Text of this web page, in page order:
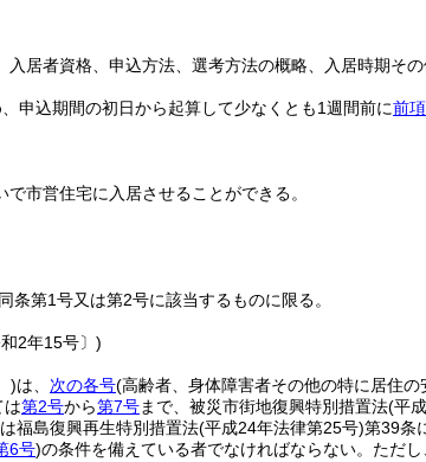
居者資格、申込方法、選考方法の概略、入居時期そ
申込期間の初日から起算して少なくとも1週間前に前項
市営住宅に入居させることができる。
第1号又は第2号に該当するものに限る。
2年15号〕)
)は、 次の各号(高齢者、身体障害者その他の特に居住の
は第2号から第7号まで、被災市街地復興特別措置法(平
福島復興再生特別措置法(平成24年法律第25号)第39条
6号)の条件を備えている者でなければならない。 ただ